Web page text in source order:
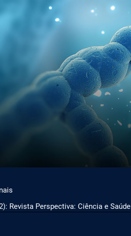
Revista Perspectiva: Ciência e Saúde